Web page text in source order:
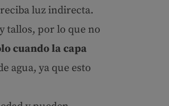
luz indirecta.
tallos, por lo que no
cuando la capa
agua, ya que esto